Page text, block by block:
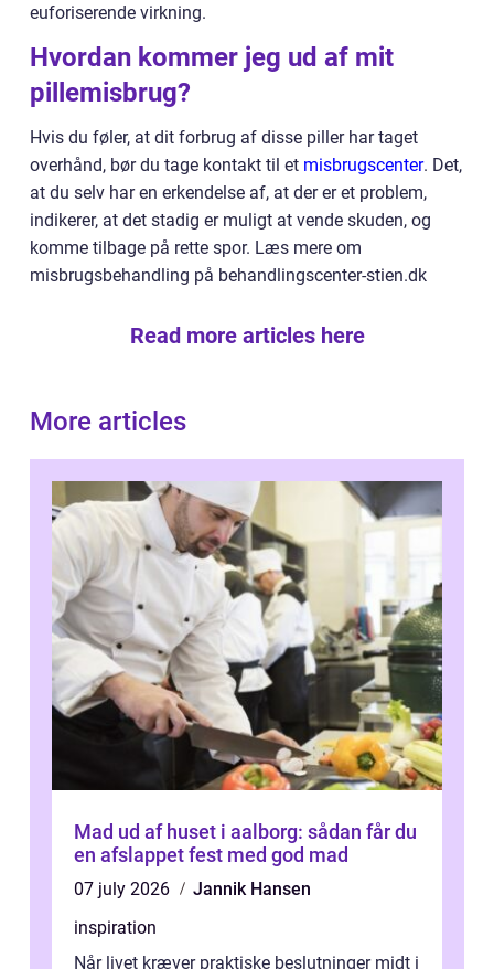
euforiserende virkning.
Hvordan kommer jeg ud af mit
pillemisbrug?
Hvis du føler, at dit forbrug af disse piller har taget
overhånd, bør du tage kontakt til et misbrugscenter. Det,
at du selv har en erkendelse af, at der er et problem,
indikerer, at det stadig er muligt at vende skuden, og
komme tilbage på rette spor. Læs mere om
misbrugsbehandling på behandlingscenter-stien.dk
Read more articles here
More articles
Mad ud af huset i aalborg: sådan får du
en afslappet fest med god mad
07 july 2026
Jannik Hansen
inspiration
Når livet kræver praktiske beslutninger midt i